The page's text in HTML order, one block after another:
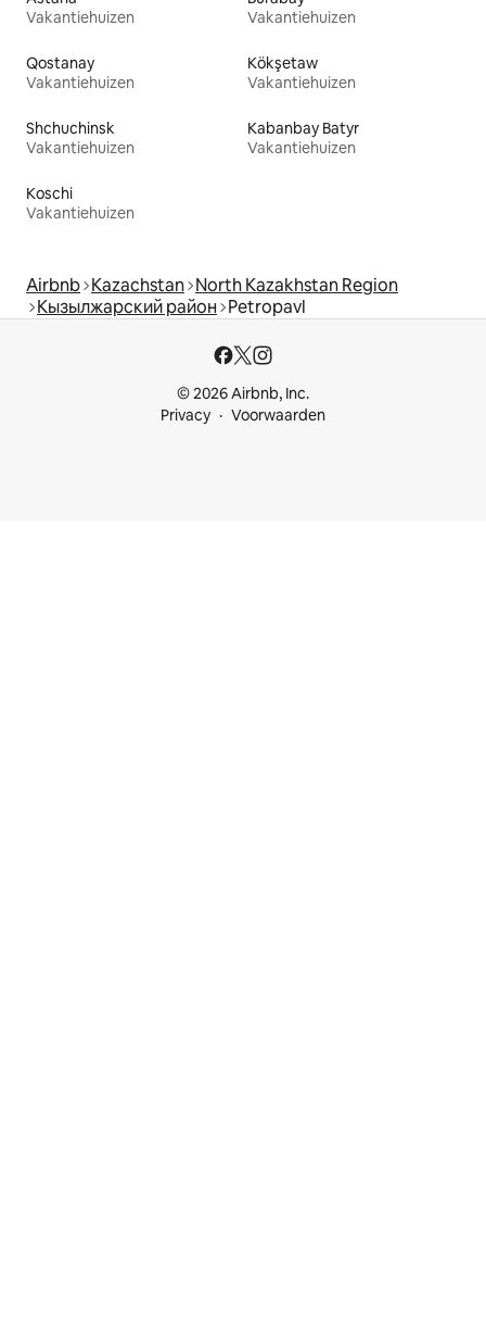
Vakantiehuizen
Vakantiehuizen
Qostanay
Vakantiehuizen
Kökşetaw
Vakantiehuizen
Shchuchinsk
Vakantiehuizen
Kabanbay Batyr
Vakantiehuizen
Koschi
Vakantiehuizen
Airbnb Kazachstan North Kazakhstan Region
Кызылжарский район Petropavl
© 2026 Airbnb, Inc.
Privacy
Voorwaarden